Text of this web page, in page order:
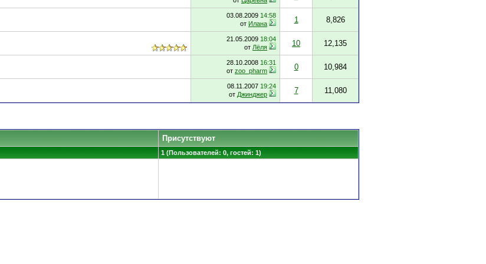
03.08.2009 14:58
от Илана 1 8,826
21.05.2009 18:04
от Лёля 10 12,135
28.10.2008 16:31
от zoo_pharm 0 10,984
08.11.2007 19:24
от Джинджер 7 11,080
Присутствуют
1 (Пользователей: 0, гостей: 1)